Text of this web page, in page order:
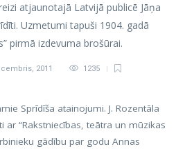
atjaunotajā Latvijā publicē Jāņa
Uzmetumi tapuši 1904. gadā
pirmā izdevuma brošūrai.
2011 1235
Sprīdīša atainojumi. J. Rozentāla
ar “Rakstniecības, teātra un mūzikas
gādību par godu Annas